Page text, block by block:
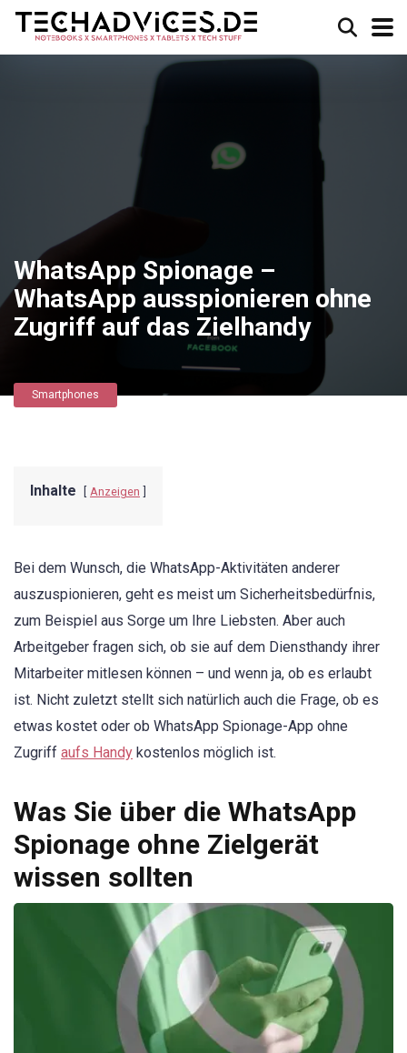
WhatsApp Spionage –
WhatsApp ausspionieren ohne
Zugriff auf das Zielhandy
Smartphones
Inhalte Anzeigen
Bei dem Wunsch, die WhatsApp-Aktivitäten anderer
auszuspionieren, geht es meist um Sicherheitsbedürfnis,
zum Beispiel aus Sorge um Ihre Liebsten. Aber auch
Arbeitgeber fragen sich, ob sie auf dem Diensthandy ihrer
Mitarbeiter mitlesen können – und wenn ja, ob es erlaubt
ist. Nicht zuletzt stellt sich natürlich auch die Frage, ob es
etwas kostet oder ob WhatsApp Spionage-App ohne
Zugriff aufs Handy kostenlos möglich ist.
Was Sie über die WhatsApp
Spionage ohne Zielgerät
wissen sollten